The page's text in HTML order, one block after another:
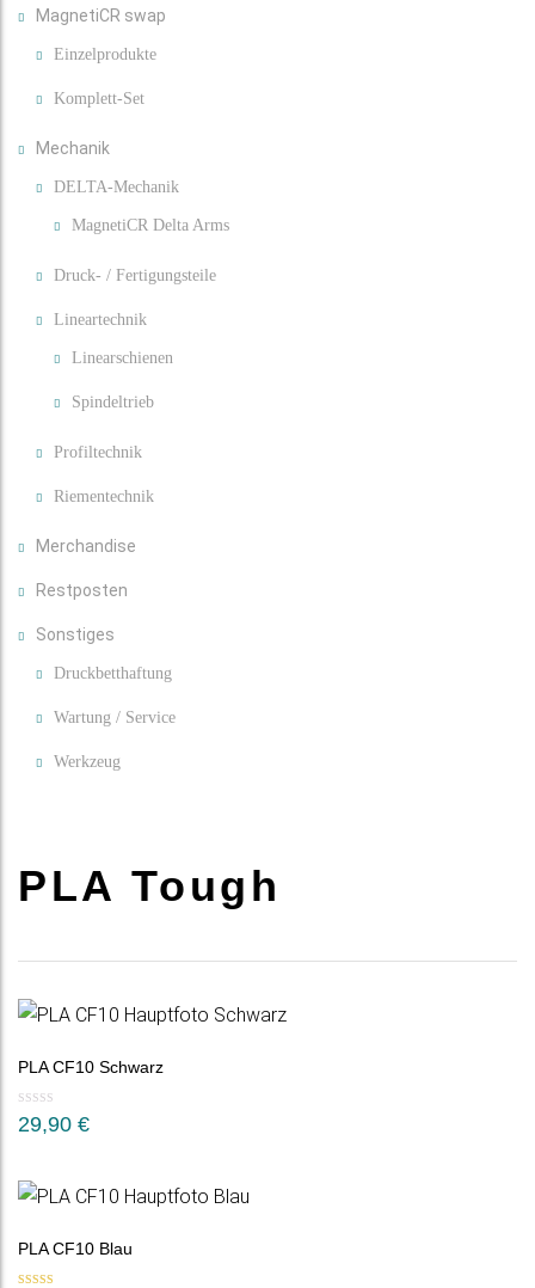
MagnetiCR swap
Einzelprodukte
Komplett-Set
Mechanik
DELTA-Mechanik
MagnetiCR Delta Arms
Druck- / Fertigungsteile
Lineartechnik
Linearschienen
Spindeltrieb
Profiltechnik
Riementechnik
Merchandise
Restposten
Sonstiges
Druckbetthaftung
Wartung / Service
Werkzeug
PLA Tough
PLA CF10 Schwarz
29,90 €
PLA CF10 Blau